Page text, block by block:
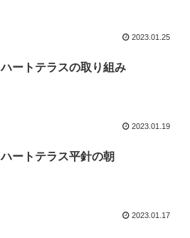
2023.01.25
ハートテラスの取り組み
2023.01.19
ハートテラス平針の朝
2023.01.17